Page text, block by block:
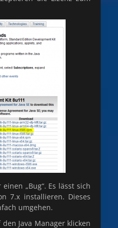
„Bug“. Es lässt sich
7.x installieren. Dieses
umgehen.
Java Manager klicken